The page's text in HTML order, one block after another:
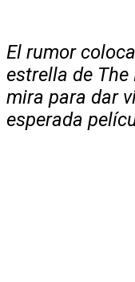
El rumor
estrella de
mira para dar
esperada